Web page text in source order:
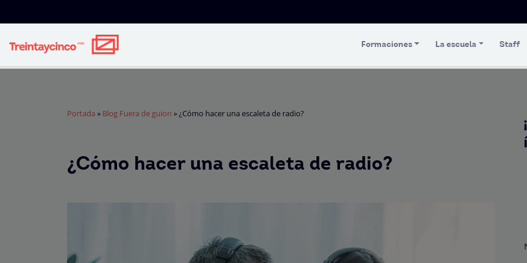
Formaciones La escuela Staff
Portada » Blog Fuera de guion »¿Cómo hacer una escaleta de radio?
¿Cómo hacer una escaleta de radio?